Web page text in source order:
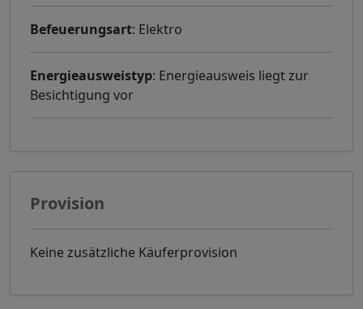
Befeuerungsart: Elektro
Energieausweistyp: Energieausweis liegt zur
Besichtigung vor
Provision
Keine zusätzliche Käuferprovision